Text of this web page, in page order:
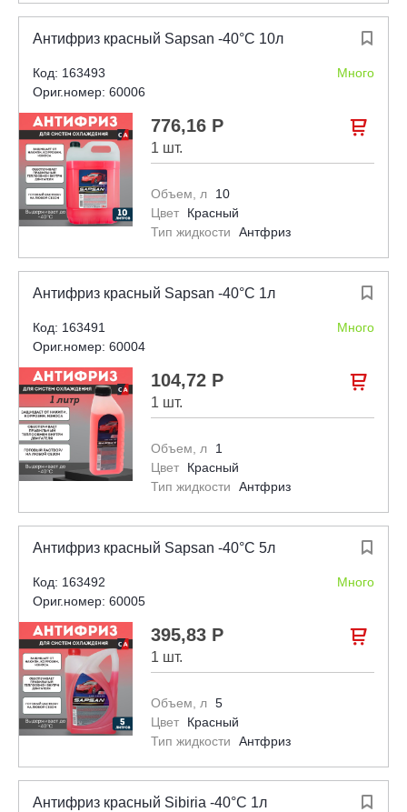

Антифриз красный Sapsan -40°С 10л
Код: 163493
Много
Ориг.номер: 60006
776,16 Р
1 шт.

Объем, л
10
Цвет
Красный
Тип жидкости
Антфриз

Антифриз красный Sapsan -40°С 1л
Код: 163491
Много
Ориг.номер: 60004
104,72 Р
1 шт.

Объем, л
1
Цвет
Красный
Тип жидкости
Антфриз

Антифриз красный Sapsan -40°С 5л
Код: 163492
Много
Ориг.номер: 60005
395,83 Р
1 шт.

Объем, л 5
Цвет
Красный
Тип жидкости
Антфриз

Антифриз красный Sibiria -40°С 1л